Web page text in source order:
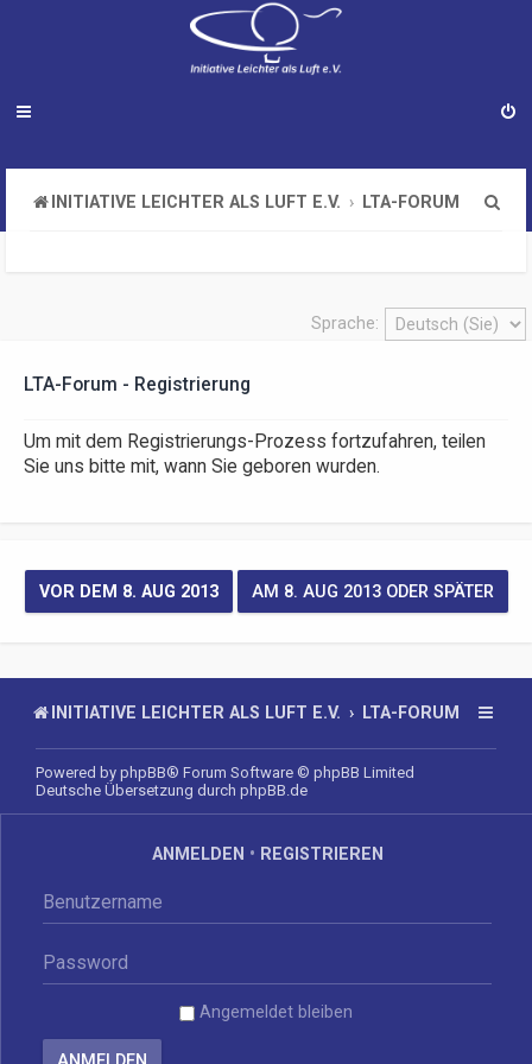
INITIATIVE LEICHTER ALS LUFT E.V. LTA-FORUM
h
Sprache:
LTA-Forum - Registrierung
Um mit dem Registrierungs-Prozess fortzufahren, teilen
Sie uns bitte mit, wann Sie geboren wurden.
INITIATIVE LEICHTER ALS LUFT E.V. LTA-FORUM
Powered by phpBB® Forum Software © phpBB Limited
Deutsche Übersetzung durch phpBB.de
ANMELDEN • REGISTRIEREN
Angemeldet bleiben